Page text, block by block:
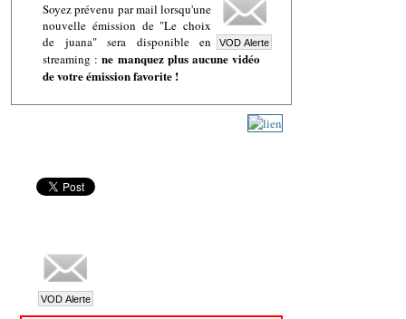
Soyez prévenu par mail lorsqu'une
nouvelle émission de "Le choix
de juana" sera disponible en
streaming :ne manquez plus aucune vidéo
de votre émission favorite !